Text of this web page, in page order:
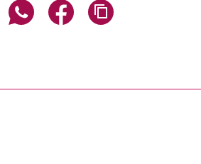
Seite über E-Mail teilen
Seite über WhatsApp teilen
Seite über Facebook